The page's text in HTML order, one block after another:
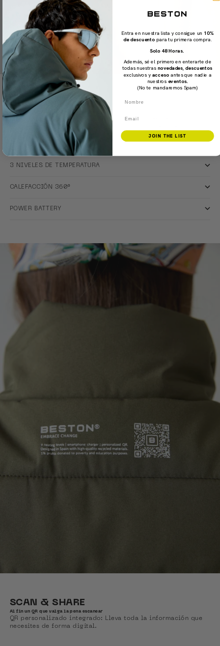
CLICK & WARM
Battery-powered heating technology
Menos capas y más funcionalidad. 9 opciones de
temperatura. Opción 360º | Calefacción por delante, por
detrás y por los lados.
3 NIVELES DE TEMPERATURA
CALEFACCIÓN 360º
POWER BATTERY
SCAN & SHARE
Al fin un QR que valga la pena escanear
QR personalizado integrado: Lleva toda la información que
necesites de forma digital.
Entra en nuestra lista y consigue un 10%
de descuento para tu primera compra.
Solo 48 Horas.
Además, sé el primero en enterarte de
todas nuestras novedades ,descuentos
exclusivos yacceso antes que nadie a
nuestros eventos.
(No te mandaremos Spam)
JOIN THE LIST